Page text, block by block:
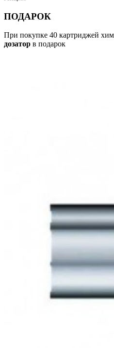
ПОДАРОК
При покупке 40 картриджей
дозатор в подарок